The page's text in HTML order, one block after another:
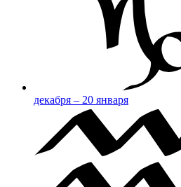
декабря – 20 января